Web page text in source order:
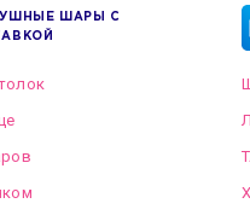
ШАРЫ С